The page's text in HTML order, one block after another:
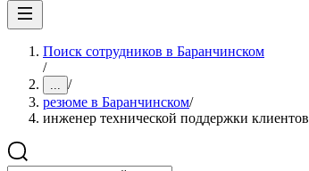
Поиск сотрудников в Баранчинском
/
... /
резюме в Баранчинском/
инженер технической поддержки клиентов